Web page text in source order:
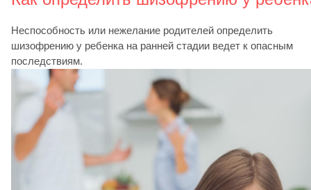
Неспособность или нежелание родителей определить
шизофрению у ребенка на ранней стадии ведет к опасным
последствиям.